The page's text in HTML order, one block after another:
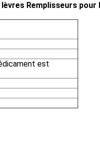
Remplisseurs pour
est